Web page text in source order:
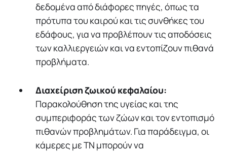
δεδομένα από διάφορες πηγές, όπως τα
πρότυπα του καιρού και τις συνθήκες του
εδάφους, για να προβλέπουν τις αποδόσεις
των καλλιεργειών και να εντοπίζουν πιθανά
προβλήματα.
Διαχείριση ζωικού κεφαλαίου:
Παρακολούθηση της υγείας και της
συμπεριφοράς των ζώων και τον εντοπισμό
πιθανών προβλημάτων. Για παράδειγμα, οι
κάμερες με ΤΝ μπορούν να